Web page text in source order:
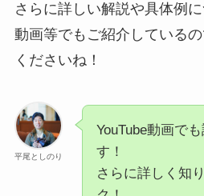
さらに詳しい解説や具体例
動画等でもご紹介している
くださいね！
平尾としのり
YouTube動画で
す！
さらに詳しく知